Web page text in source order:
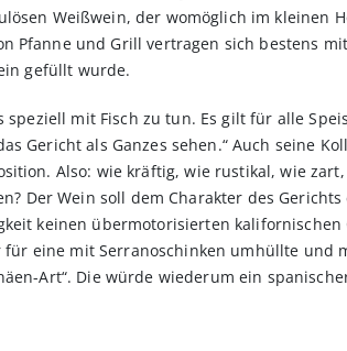
Weißwein, der womöglich im kleinen
Pfanne und Grill vertragen sich bestens
gefüllt wurde.
mit Fisch zu tun. Es gilt für alle
Gericht als Ganzes sehen.“ Auch seine
Also: wie kräftig, wie rustikal, wie
Der Wein soll dem Charakter des
keinen übermotorisierten kalifornischen
eine mit Serranoschinken umhüllte und
Art“. Die würde wiederum ein